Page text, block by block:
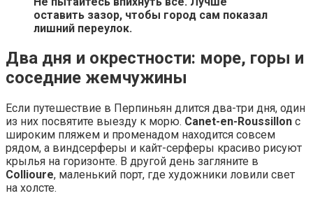
оставить зазор, чтобы город сам показал
лишний переулок.
Два дня и окрестности: море, горы и
соседние жемчужины
Если путешествие в Перпиньян длится два-три дня, один
из них посвятите выезду к морю. Canet-en-Roussillon с
широким пляжем и променадом находится совсем
рядом, а виндсерферы и кайт-серферы красиво рисуют
крылья на горизонте. В другой день загляните в
Collioure, маленький порт, где художники ловили свет
на холсте.